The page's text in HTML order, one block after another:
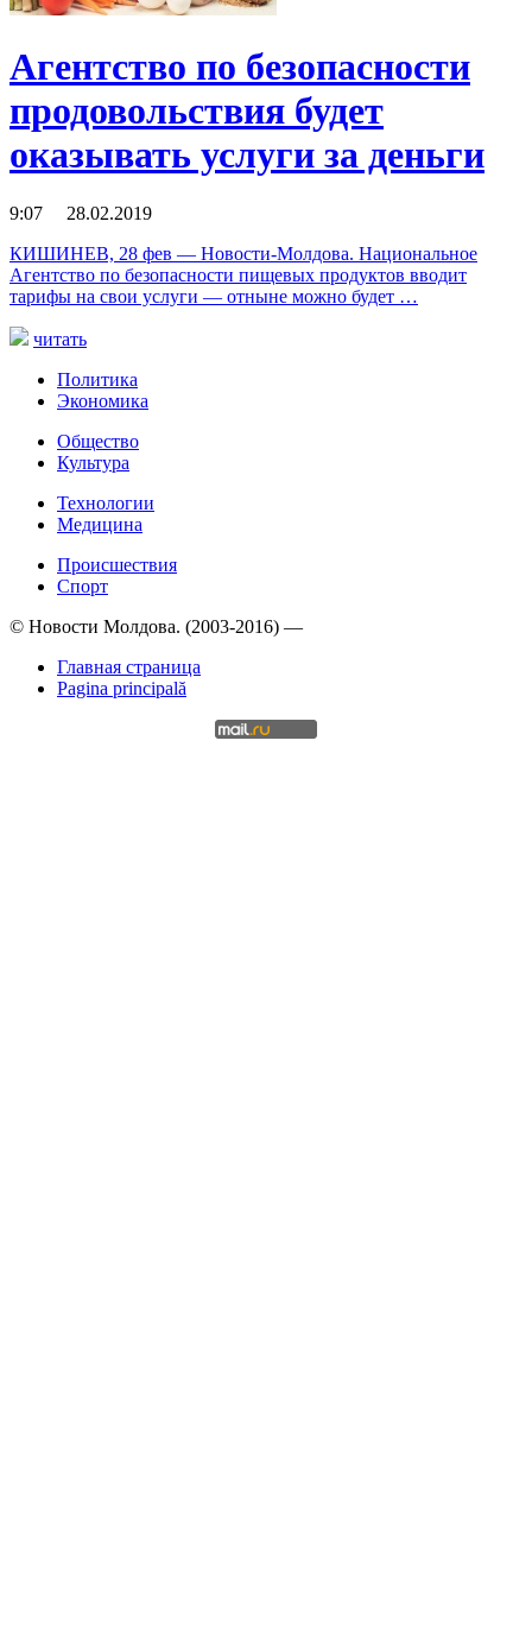
Агентство по безопасности
продовольствия будет
оказывать услуги за деньги
9:07 28.02.2019
КИШИНЕВ, 28 фев — Новости-Молдова. Национальное
Агентство по безопасности пищевых продуктов вводит
тарифы на свои услуги — отныне можно будет …
читать
Политика
Экономика
Общество
Культура
Технологии
Медицина
Происшествия
Спорт
© Новости Молдова. (2003-2016) —
Главная страница
Pagina principală